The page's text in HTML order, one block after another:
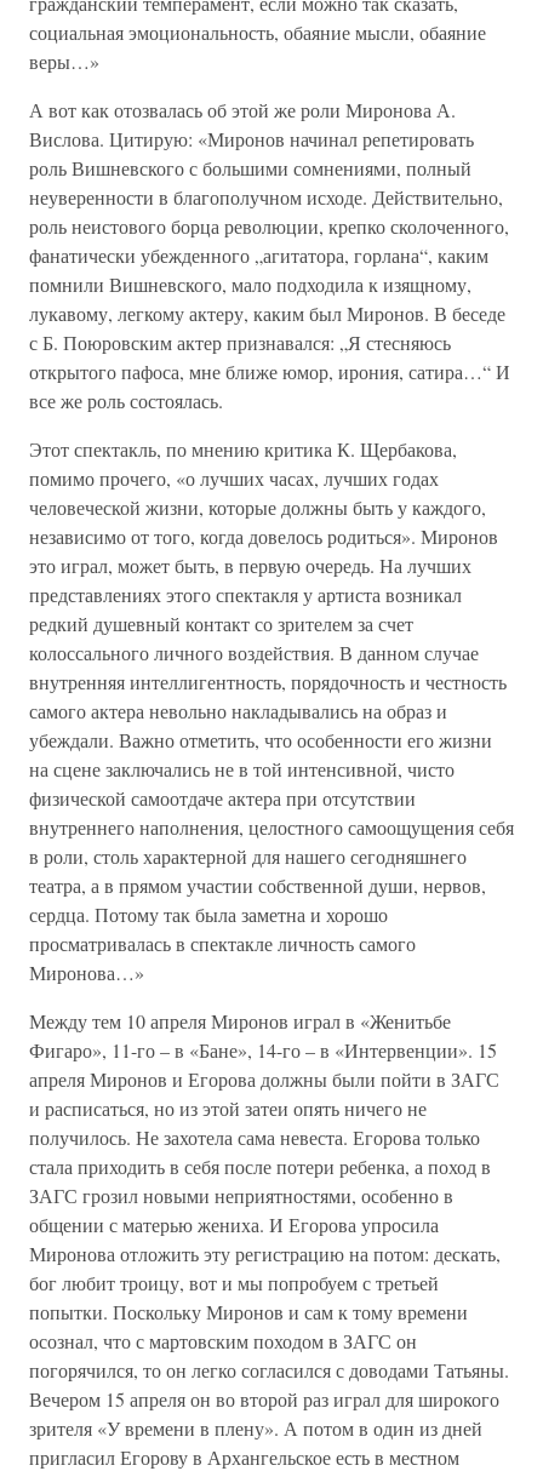
социальная эмоциональность, обаяние мысли, обаяние
веры…»
А вот как отозвалась об этой же роли Миронова А.
Вислова. Цитирую: «Миронов начинал репетировать
роль Вишневского с большими сомнениями, полный
неуверенности в благополучном исходе. Действительно,
роль неистового борца революции, крепко сколоченного,
фанатически убежденного „агитатора, горлана“, каким
помнили Вишневского, мало подходила к изящному,
лукавому, легкому актеру, каким был Миронов. В беседе
с Б. Поюровским актер признавался: „Я стесняюсь
открытого пафоса, мне ближе юмор, ирония, сатира…“ И
все же роль состоялась.
Этот спектакль, по мнению критика К. Щербакова,
помимо прочего, «о лучших часах, лучших годах
человеческой жизни, которые должны быть у каждого,
независимо от того, когда довелось родиться». Миронов
это играл, может быть, в первую очередь. На лучших
представлениях этого спектакля у артиста возникал
редкий душевный контакт со зрителем за счет
колоссального личного воздействия. В данном случае
внутренняя интеллигентность, порядочность и честность
самого актера невольно накладывались на образ и
убеждали. Важно отметить, что особенности его жизни
на сцене заключались не в той интенсивной, чисто
физической самоотдаче актера при отсутствии
внутреннего наполнения, целостного самоощущения себя
в роли, столь характерной для нашего сегодняшнего
театра, а в прямом участии собственной души, нервов,
сердца. Потому так была заметна и хорошо
просматривалась в спектакле личность самого
Миронова…»
Между тем 10 апреля Миронов играл в «Женитьбе
Фигаро», 11-го – в «Бане», 14-го – в «Интервенции». 15
апреля Миронов и Егорова должны были пойти в ЗАГС
и расписаться, но из этой затеи опять ничего не
получилось. Не захотела сама невеста. Егорова только
стала приходить в себя после потери ребенка, а поход в
ЗАГС грозил новыми неприятностями, особенно в
общении с матерью жениха. И Егорова упросила
Миронова отложить эту регистрацию на потом: дескать,
бог любит троицу, вот и мы попробуем с третьей
попытки. Поскольку Миронов и сам к тому времени
осознал, что с мартовским походом в ЗАГС он
погорячился, то он легко согласился с доводами Татьяны.
Вечером 15 апреля он во второй раз играл для широкого
зрителя «У времени в плену». А потом в один из дней
пригласил Егорову в Архангельское есть в местном